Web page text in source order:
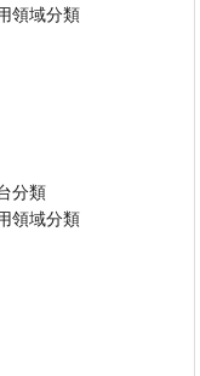
領域分類
分類
領域分類